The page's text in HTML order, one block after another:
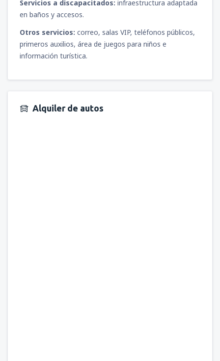
Servicios a discapacitados: infraestructura adaptada
en baños y accesos.
Otros servicios: correo, salas VIP, teléfonos públicos,
primeros auxilios, área de juegos para niños e
información turística.
Alquiler de autos